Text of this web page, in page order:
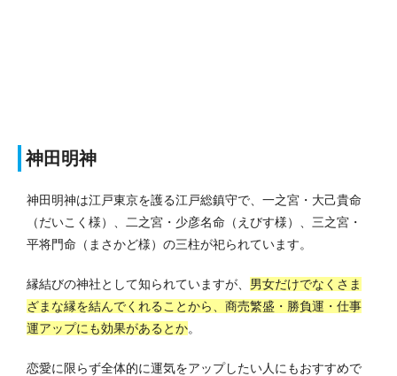
神田明神
神田明神は江戸東京を護る江戸総鎮守で、一之宮・大己貴命
（だいこく様）、二之宮・少彦名命（えびす様）、三之宮・
平将門命（まさかど様）の三柱が祀られています。
縁結びの神社として知られていますが、 男女だけでなくさま
ざまな縁を結んでくれることから、商売繁盛・勝負運・仕事
運アップにも効果があるとか。
恋愛に限らず全体的に運気をアップしたい人にもおすすめで